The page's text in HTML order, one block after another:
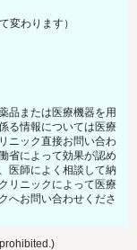
変わります）
品または医療機器を用
る情報については医療
ニック直接お問い合わ
省によって効果が認め
医師によく相談して納
リニックによって医療
へお問い合わせくださ